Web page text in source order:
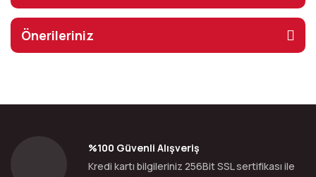
Önerileriniz
%100 Güvenli Alışveriş
Kredi kartı bilgileriniz 256Bit SSL sertifikası ile